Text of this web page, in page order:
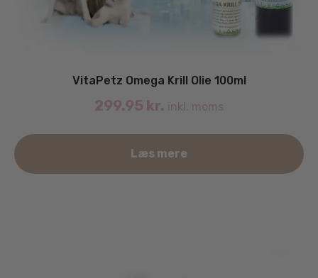
VitaPetz Omega Krill Olie 100ml
299.95 kr. inkl. moms
Læs mere